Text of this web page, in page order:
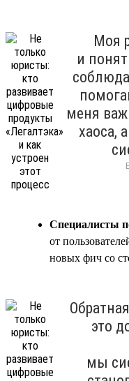
Моя
и
меня
хаоса,
Специалисты
от
новых фич со
это
мы